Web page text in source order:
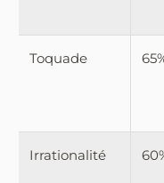
Toquade
Irrationalité